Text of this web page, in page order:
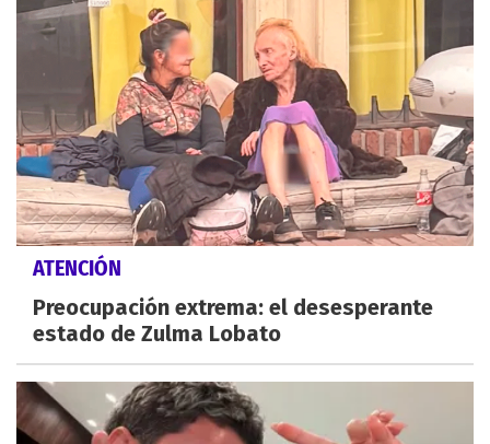
ATENCIÓN
Preocupación extrema: el desesperante
estado de Zulma Lobato